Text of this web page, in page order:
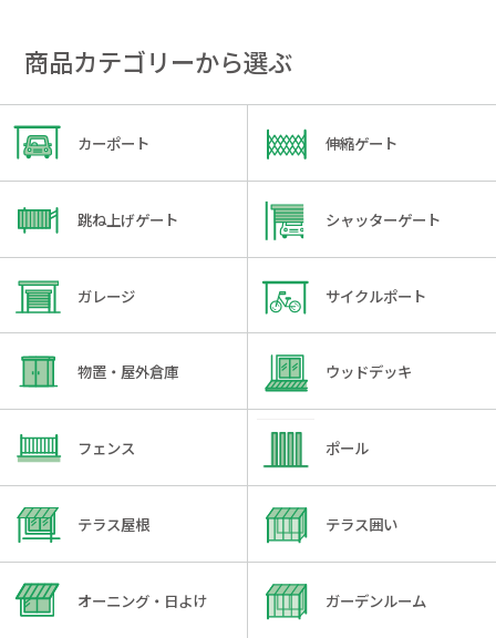
商品カテゴリーから選ぶ
カーポート 伸縮ゲート
跳ね上げゲート シャッターゲート
ガレージ サイクルポート
物置・屋外倉庫 ウッドデッキ
フェンス ポール
テラス屋根 テラス囲い
オーニング・日よけ ガーデンルーム